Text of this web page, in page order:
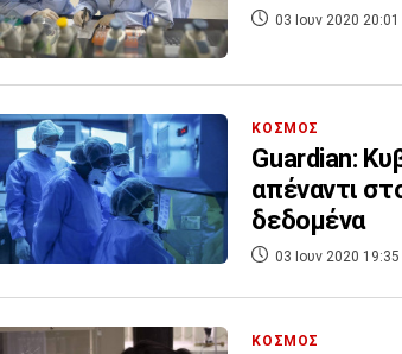
03 Ιουν 2020 20:01
ΚΟΣΜΟΣ
Guardian:
απέναντι
δεδομένα
03 Ιουν 2020 19:35
ΚΟΣΜΟΣ